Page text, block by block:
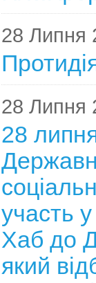
28 Липня
28 Липня
28
участь
Хаб до
який